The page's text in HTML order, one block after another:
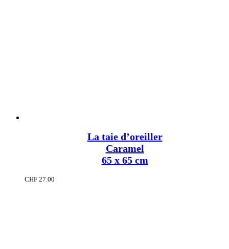
La taie d’oreiller
Caramel
65 x 65 cm
CHF 27.00